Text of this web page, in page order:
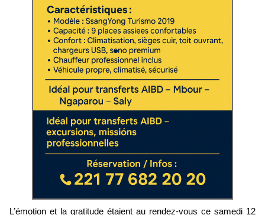
L’émotion et la gratitude étaient au rendez-vous ce samedi 12